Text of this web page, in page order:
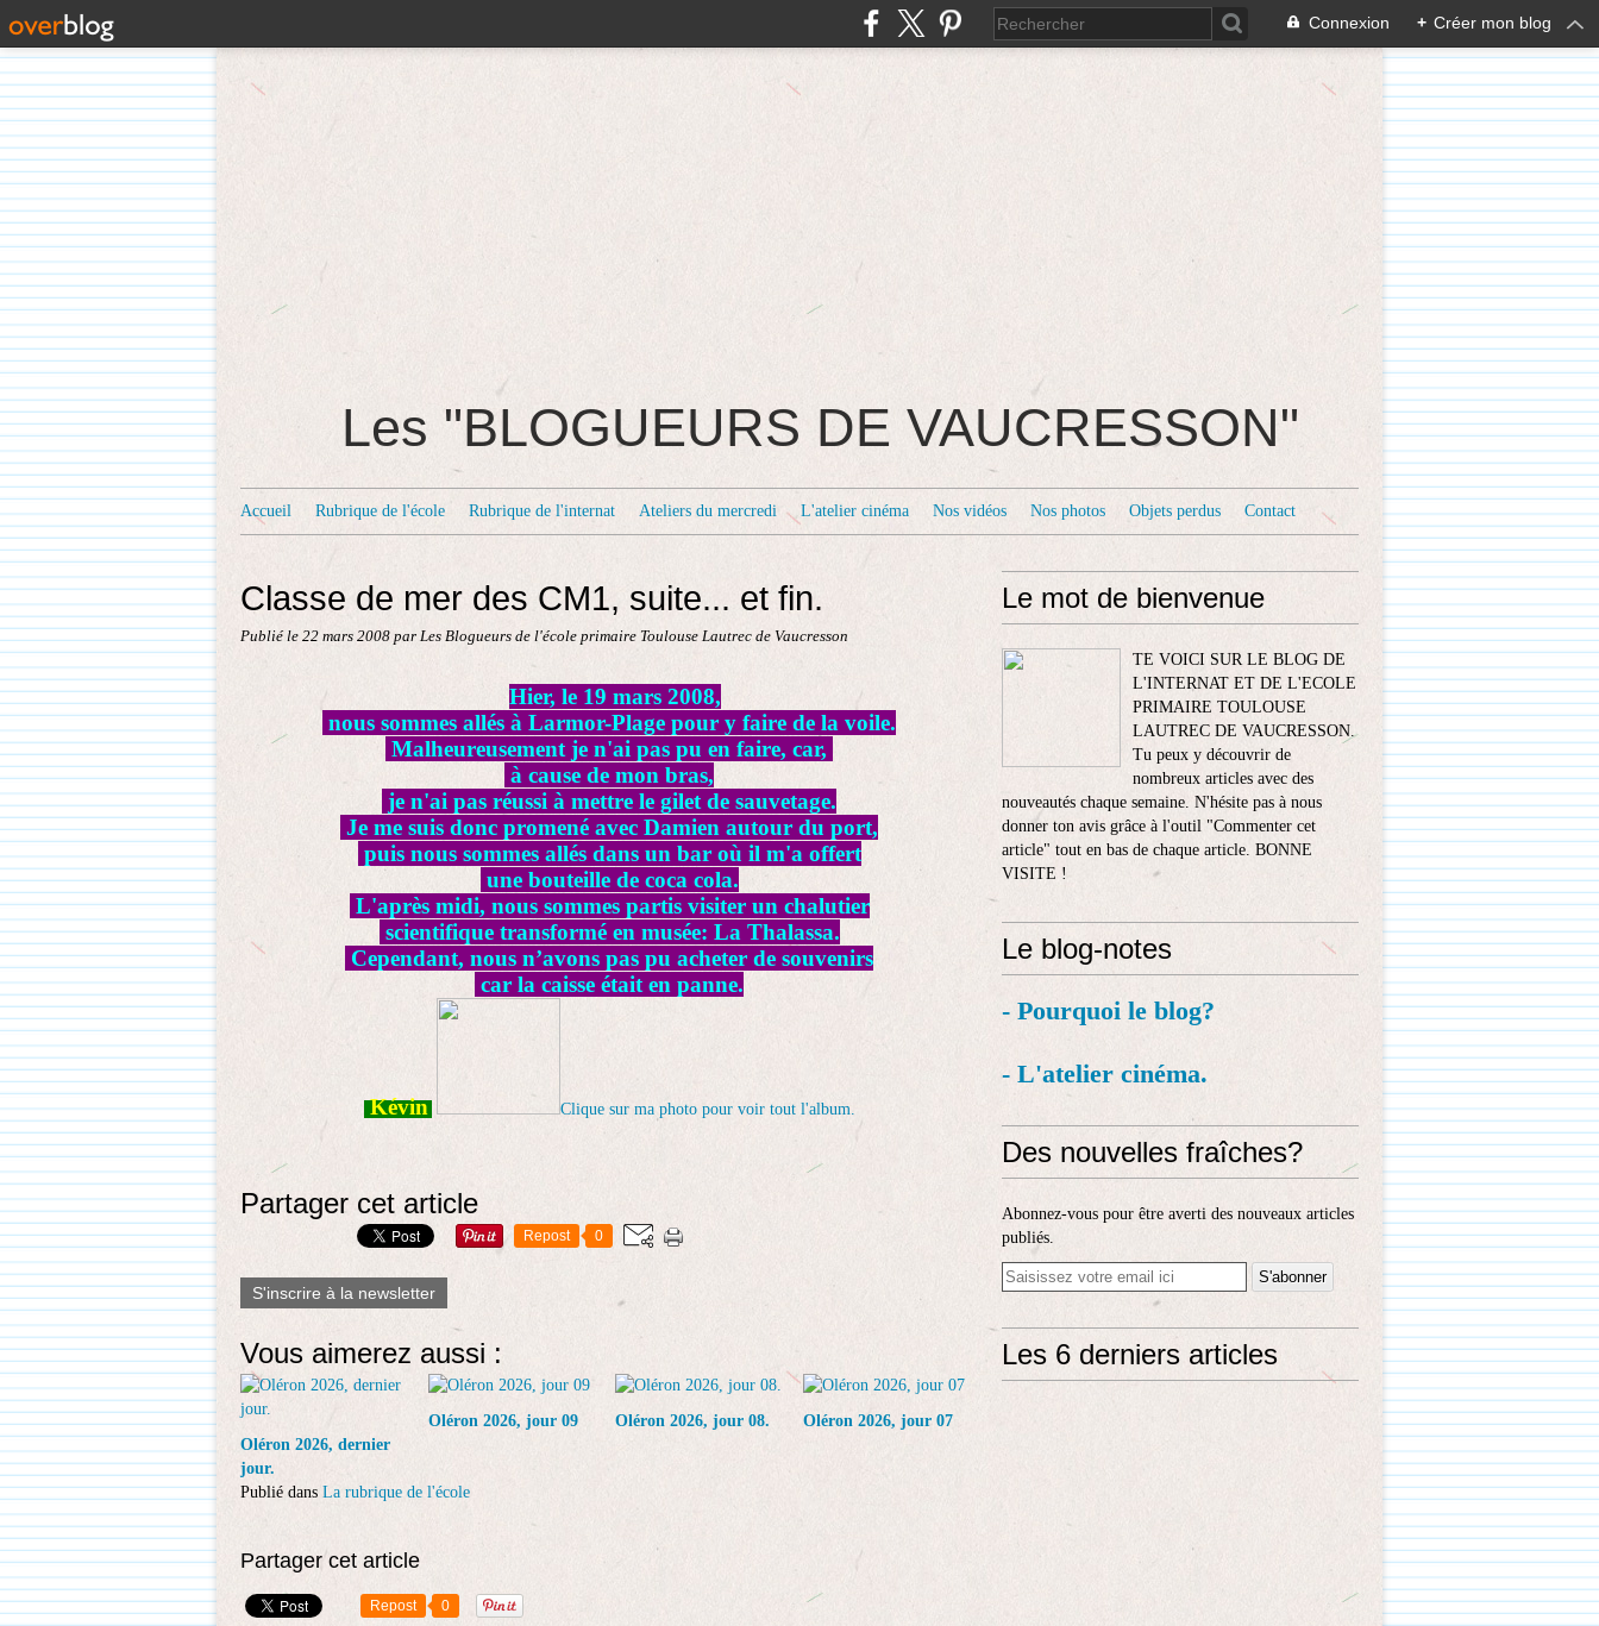
Connexion + Créer mon blog
Les "BLOGUEURS DE VAUCRESSON"
Accueil Rubrique de l'école Rubrique de l'internat Ateliers du mercredi L'atelier cinéma Nos vidéos Nos photos Objets perdus Contact
Classe de mer des CM1, suite... et fin.
Publié le 22 mars 2008 par Les Blogueurs de l'école primaire Toulouse Lautrec de Vaucresson
Hier, le 19 mars 2008,
nous sommes allés à Larmor-Plage pour y faire de la voile.
Malheureusement je n'ai pas pu en faire, car,
à cause de mon bras,
je n'ai pas réussi à mettre le gilet de sauvetage.
Je me suis donc promené avec Damien autour du port,
puis nous sommes allés dans un bar où il m'a offert
une bouteille de coca cola.
L'après midi, nous sommes partis visiter un chalutier
scientifique transformé en musée: La Thalassa.
Cependant, nous n’avons pas pu acheter de souvenirs
car la caisse était en panne.
Kévin Clique sur ma photo pour voir tout l'album.
Partager cet article
Repost 0
S'inscrire à la newsletter
Vous aimerez aussi :
Oléron 2026, dernier
jour.
Oléron 2026, jour 09 Oléron 2026, jour 08. Oléron 2026, jour 07
Publié dans La rubrique de l'école
Partager cet article
Repost 0
Le mot de bienvenue
TE VOICI SUR LE BLOG DE
L'INTERNAT ET DE L'ECOLE
PRIMAIRE TOULOUSE
LAUTREC DE VAUCRESSON.
Tu peux y découvrir de
nombreux articles avec des
nouveautés chaque semaine. N'hésite pas à nous
donner ton avis grâce à l'outil "Commenter cet
article" tout en bas de chaque article. BONNE
VISITE !
Le blog-notes
- Pourquoi le blog?
- L'atelier cinéma.
Des nouvelles fraîches?
Abonnez-vous pour être averti des nouveaux articles
publiés.
Les 6 derniers articles